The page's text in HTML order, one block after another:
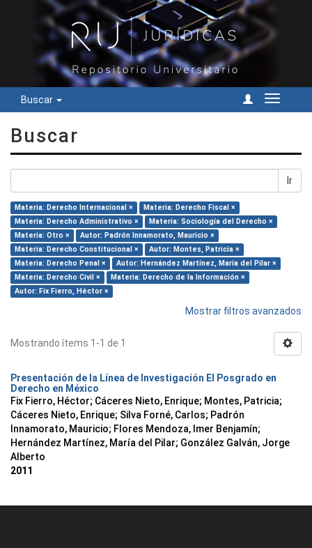
Buscar
Cambiar
Buscar
Ir
Materia: Derecho Internacional ×
Materia: Derecho Fiscal ×
Materia: Derecho Administrativo ×
Materia: Sociología del Derecho ×
Materia: Otro ×
Autor: Padrón Innamorato, Mauricio ×
Materia: Derecho Constitucional ×
Autor: Montes, Patricia ×
Materia: Derecho Penal ×
Autor: Hernández Martínez, María del Pilar ×
Materia: Derecho Civil ×
Materia: Derecho de la Información ×
Autor: Fix Fierro, Héctor ×
Mostrar filtros avanzados
Mostrando ítems 1-1 de 1
Presentación de la Línea de Investigación El Posgrado en
Derecho en México
Fix Fierro, Héctor; Cáceres Nieto, Enrique; Montes, Patricia;
Cáceres Nieto, Enrique; Silva Forné, Carlos; Padrón
Innamorato, Mauricio; Flores Mendoza, Imer Benjamín;
Hernández Martínez, María del Pilar; González Galván, Jorge
Alberto
2011